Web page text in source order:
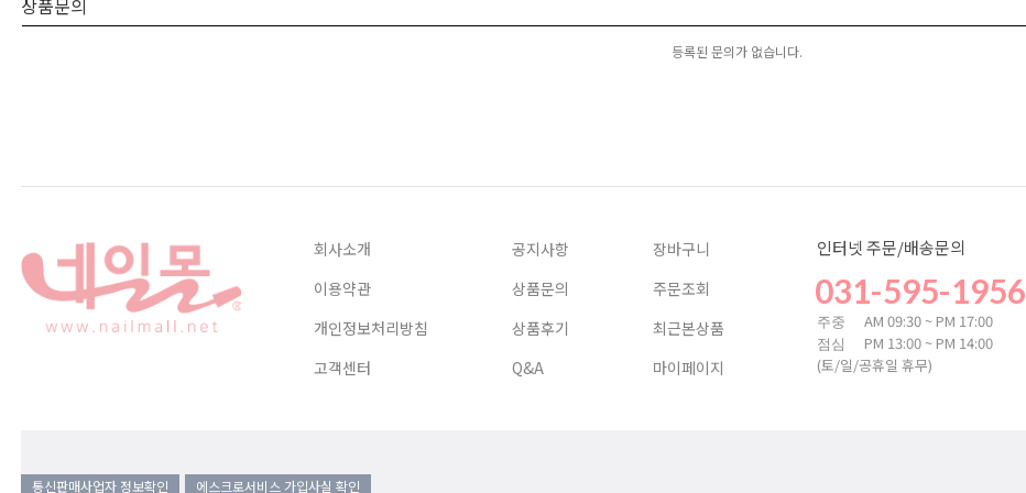
상품문의
등록된 문의가 없습니다.
회사소개
이용약관
개인정보처리방침
고객센터
공지사항
상품문의
상품후기
Q&A
장바구니
주문조회
최근본상품
마이페이지
인터넷 주문/배송문의
031-595-1956
주중 AM 09:30 ~ PM 17:00
점심
PM 13:00 ~ PM 14:00
(토/일/공휴일 휴무)
통신판매사업자 정보확인 에스크로서비스 가입사실 확인